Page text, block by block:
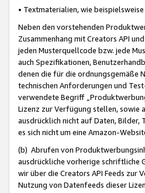
• Textmaterialien, wie
Neben den vorstehenden
Zusammenhang mit Creators API
jeden Musterquellcode bzw. jede
auch Spezifikationen,
denen die für die ordnungsgemäße
technischen Anforderungen und
verwendete Begriff
Lizenz zur Verfügung stellen, sowie
ausdrücklich nicht auf Daten,
es sich nicht um eine Amazon-
(b) Abrufen von
ausdrückliche vorherige schriftliche
wir über die Creators API Feeds zur
Nutzung von Datenfeeds dieser